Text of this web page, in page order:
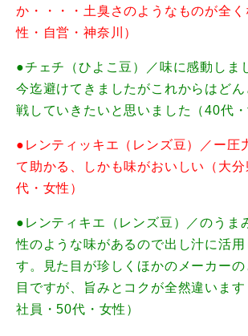
か・・・・土臭さのようなものが全
性・自営・神奈川）
●チェチ（ひよこ豆）／味に感動しま
今迄避けてきましたがこれからはど
戦していきたいと思いました（40代・
●レンティッキエ（レンズ豆）／ー圧
て助かる、しかも味がおいしい（大
代・女性）
●レンティキエ（レンズ豆）／のうま
性のような味があるので出し汁に活用
す。見た目が珍しくほかのメーカーの
目ですが、旨みとコクが全然違います
社員・50代・女性）